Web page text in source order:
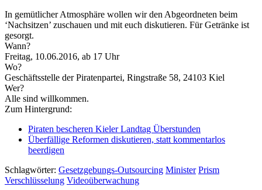
In gemütlicher Atmosphäre wollen wir den Abgeordneten beim
‘Nachsitzen’ zuschauen und mit euch diskutieren. Für Getränke ist
gesorgt.
Wann?
Freitag, 10.06.2016, ab 17 Uhr
Wo?
Geschäftsstelle der Piratenpartei, Ringstraße 58, 24103 Kiel
Wer?
Alle sind willkommen.
Zum Hintergrund:
Piraten bescheren Kieler Landtag Überstunden
Überfällige Reformen diskutieren, statt kommentarlos
beerdigen
Schlagwörter: Gesetzgebungs-Outsourcing Minister Prism
Verschlüsselung Videoüberwachung